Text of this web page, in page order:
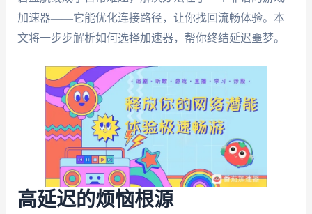
加速器——它能优化连接路径，让你找回流畅体验。本
文将一步步解析如何选择加速器，帮你终结延迟噩梦。
高延迟的烦恼根源